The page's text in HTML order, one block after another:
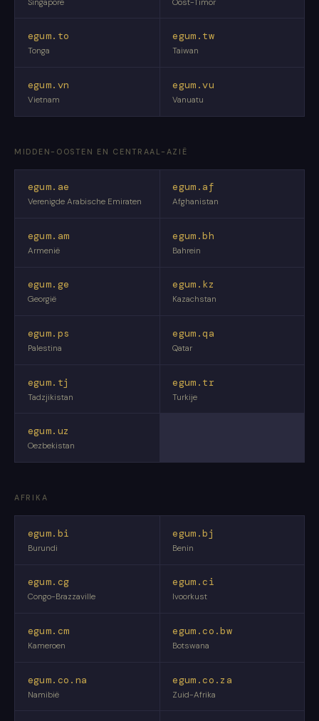
Singapore Oost-Timor
egum.to
Tonga
egum.tw
Taiwan
egum.vn
Vietnam
egum.vu
Vanuatu
MIDDEN-OOSTEN EN CENTRAAL-AZIË
egum.ae
Verenigde Arabische Emiraten
egum.af
Afghanistan
egum.am
Armenië
egum.bh
Bahrein
egum.ge
Georgië
egum.kz
Kazachstan
egum.ps
Palestina
egum.qa
Qatar
egum.tj
Tadzjikistan
egum.tr
Turkije
egum.uz
Oezbekistan
AFRIKA
egum.bi
Burundi
egum.bj
Benin
egum.cg
Congo-Brazzaville
egum.ci
Ivoorkust
egum.cm
Kameroen
egum.co.bw
Botswana
egum.co.na
Namibië
egum.co.za
Zuid-Afrika